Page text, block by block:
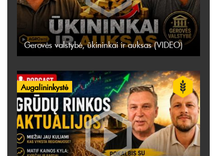
Gerovės valstybė, ūkininkai ir auksas (VIDEO)
Augalininkystė